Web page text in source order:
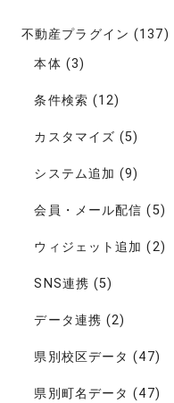
不動産プラグイン (137)
本体 (3)
条件検索 (12)
カスタマイズ (5)
システム追加 (9)
会員・メール配信 (5)
ウィジェット追加 (2)
SNS連携 (5)
データ連携 (2)
県別校区データ (47)
県別町名データ (47)